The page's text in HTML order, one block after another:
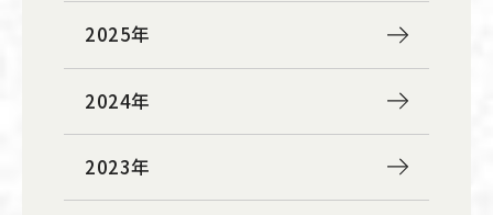
2025年
2024年
2023年